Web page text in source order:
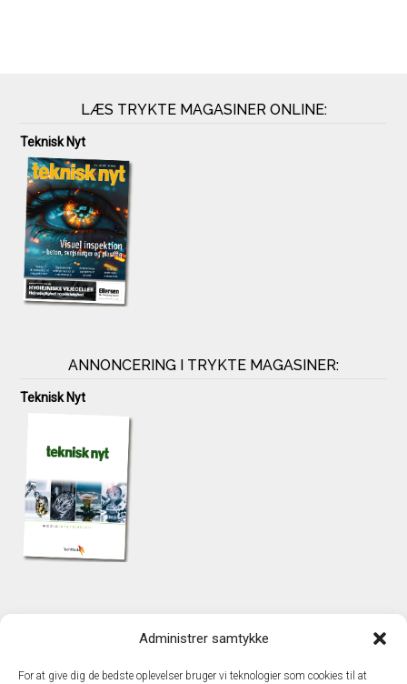
Administrer samtykke
For at give dig de bedste oplevelser bruger vi teknologier som cookies til at
LÆS TRYKTE MAGASINER ONLINE:
Teknisk Nyt
ANNONCERING I TRYKTE MAGASINER:
Teknisk Nyt
TechMedia A/S